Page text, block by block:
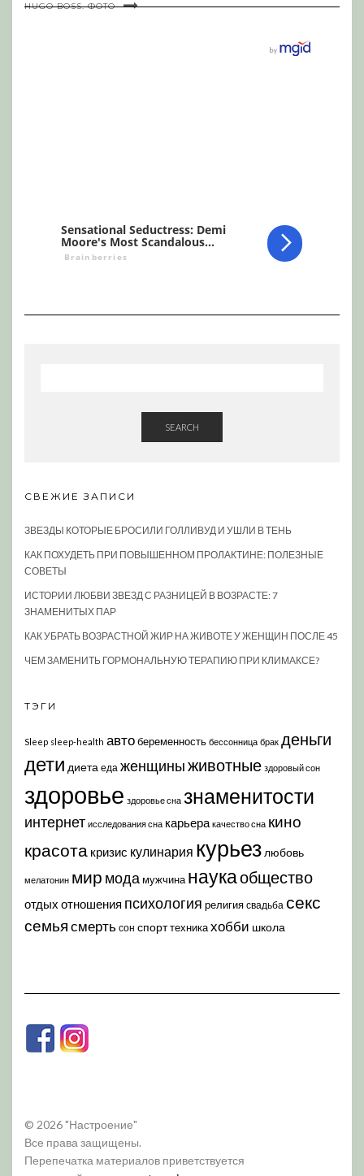
HUGO BOSS. ФОТО
SEARCH
СВЕЖИЕ ЗАПИСИ
ЗВЕЗДЫ КОТОРЫЕ БРОСИЛИ ГОЛЛИВУД И УШЛИ В ТЕНЬ
КАК ПОХУДЕТЬ ПРИ ПОВЫШЕННОМ ПРОЛАКТИНЕ: ПОЛЕЗНЫЕ
СОВЕТЫ
ИСТОРИИ ЛЮБВИ ЗВЕЗД С РАЗНИЦЕЙ В ВОЗРАСТЕ: 7
ЗНАМЕНИТЫХ ПАР
КАК УБРАТЬ ВОЗРАСТНОЙ ЖИР НА ЖИВОТЕ У ЖЕНЩИН ПОСЛЕ 45
ЧЕМ ЗАМЕНИТЬ ГОРМОНАЛЬНУЮ ТЕРАПИЮ ПРИ КЛИМАКСЕ?
ТЭГИ
Sleep sleep-health автобеременность бессонница брак деньги
дети диета еда женщиныживотные здоровый сон
здоровье здоровье сна знаменитости
интернет исследования сна карьера качество сна кино
красота кризис кулинария курьез любовь
мелатонин мир модамужчина наукаобщество
отдых отношения психология религия свадьба секс
семья смерть сон спорттехникахобби школа
© 2026 "Настроение"
Все права защищены.
Перепечатка материалов приветствуется